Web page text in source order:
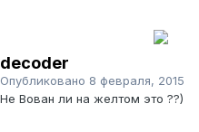
decoder
Опубликовано 8 февраля, 2015
Не Вован ли на желтом это ??)